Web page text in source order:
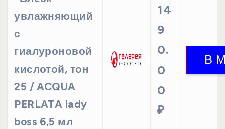
увлажняющий
с
гиалуроновой
кислотой, тон
25 / ACQUA
PERLATA lady
boss 6,5 мл
14
9
0.
0
0
₽